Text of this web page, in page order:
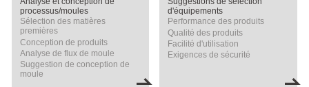
processus/moules
Sélection des matières
premières
Conception de produits
Analyse de flux de moule
Suggestion de conception de
moule
d'équipements
Performance des produits
Qualité des produits
Facilité d'utilisation
Exigences de sécurité